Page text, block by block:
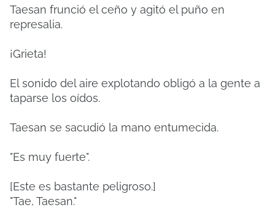
Taesan frunció el ceño y agitó el puño en
represalia.
¡Grieta!
El sonido del aire explotando obligó a la gente a
taparse los oídos.
Taesan se sacudió la mano entumecida.
"Es muy fuerte".
[Este es bastante peligroso.]
"Tae, Taesan."